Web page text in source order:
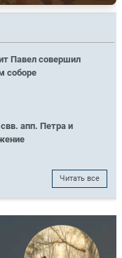
Павел совершил
соборе
апп. Петра и
Читать все